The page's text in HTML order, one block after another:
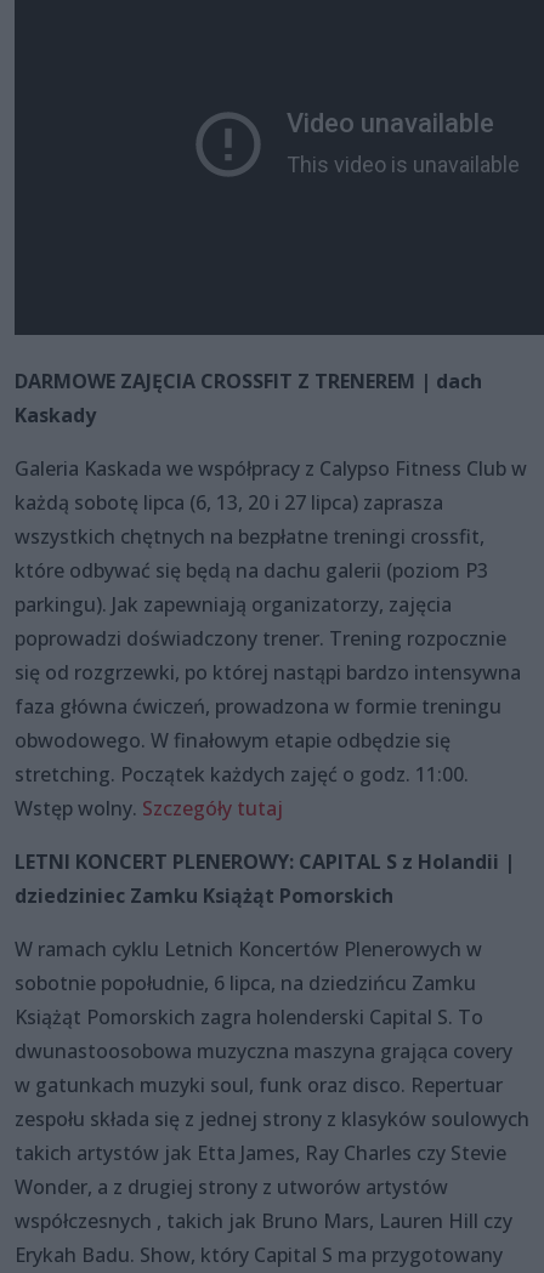
DARMOWE ZAJĘCIA CROSSFIT Z TRENEREM | dach
Kaskady
Galeria Kaskada we współpracy z Calypso Fitness Club w
każdą sobotę lipca (6, 13, 20 i 27 lipca) zaprasza
wszystkich chętnych na bezpłatne treningi crossfit,
które odbywać się będą na dachu galerii (poziom P3
parkingu). Jak zapewniają organizatorzy, zajęcia
poprowadzi doświadczony trener. Trening rozpocznie
się od rozgrzewki, po której nastąpi bardzo intensywna
faza główna ćwiczeń, prowadzona w formie treningu
obwodowego. W finałowym etapie odbędzie się
stretching. Początek każdych zajęć o godz. 11:00.
Wstęp wolny. Szczegóły tutaj
LETNI KONCERT PLENEROWY: CAPITAL S z Holandii |
dziedziniec Zamku Książąt Pomorskich
W ramach cyklu Letnich Koncertów Plenerowych w
sobotnie popołudnie, 6 lipca, na dziedzińcu Zamku
Książąt Pomorskich zagra holenderski Capital S. To
dwunastoosobowa muzyczna maszyna grająca covery
w gatunkach muzyki soul, funk oraz disco. Repertuar
zespołu składa się z jednej strony z klasyków soulowych
takich artystów jak Etta James, Ray Charles czy Stevie
Wonder, a z drugiej strony z utworów artystów
współczesnych , takich jak Bruno Mars, Lauren Hill czy
Erykah Badu. Show, który Capital S ma przygotowany